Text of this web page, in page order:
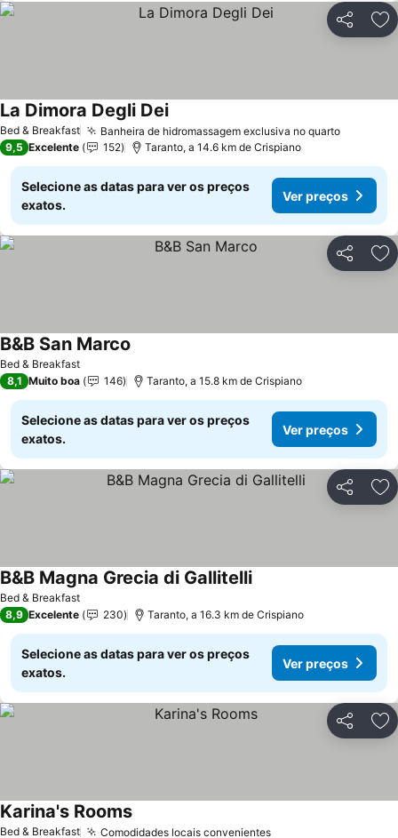
Partilhar
Bed & Breakfast Banheira de hidromassagem exclusiva no quarto
La Dimora Degli Dei
9,5 Excelente 152 Taranto, a 14.6 km de Crispiano
Selecione as datas para ver os preços
exatos.
Ver preços
Partilhar
Bed & Breakfast
B&B San Marco
8,1 Muito boa 146 Taranto, a 15.8 km de Crispiano
Selecione as datas para ver os preços
exatos.
Ver preços
Partilhar
Bed & Breakfast
B&B Magna Grecia di Gallitelli
8,9 Excelente 230 Taranto, a 16.3 km de Crispiano
Selecione as datas para ver os preços
exatos.
Ver preços
Partilhar
Bed & Breakfast Comodidades locais convenientes
Karina's Rooms